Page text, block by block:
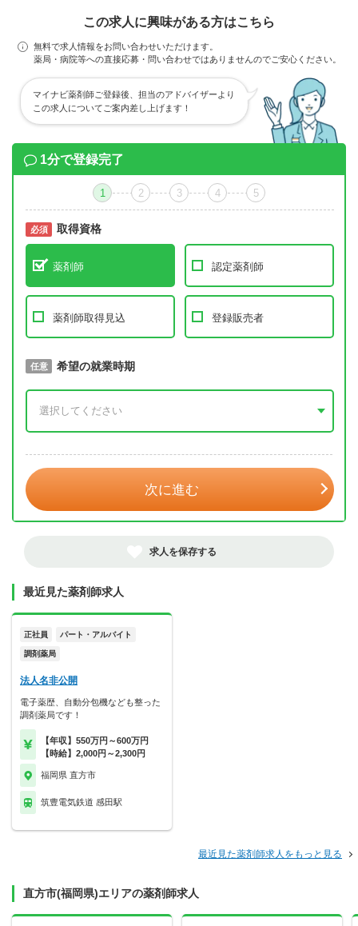
この求人に興味がある方はこちら
無料で求人情報をお問い合わせいただけます。
薬局・病院等への直接応募・問い合わせではありませんのでご安心ください。
マイナビ薬剤師ご登録後、担当のアドバイザーより
この求人についてご案内差し上げます！
1分で登録完了
1 2 3 4 5
必須 取得資格
薬剤師 認定薬剤師
薬剤師取得見込 登録販売者
必須 取得予定年
任意 希望の就業時期
次に進む
求人を保存する
最近見た薬剤師求人
正社員 パート・アルバイト
調剤薬局
法人名非公開
電子薬歴、自動分包機なども整った
調剤薬局です！
【年収】550万円～600万円
【時給】2,000円～2,300円
福岡県 直方市
筑豊電気鉄道 感田駅
最近見た薬剤師求人をもっと見る
直方市(福岡県)エリアの薬剤師求人